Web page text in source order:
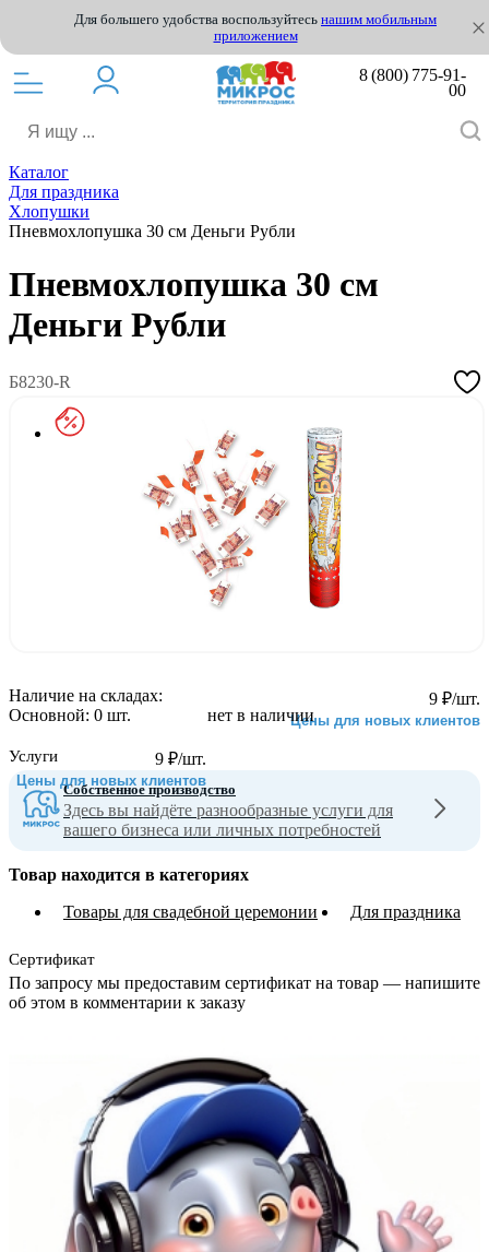
Для большего удобства воспользуйтесь нашим мобильным
приложением
8 (800) 775-91-
00
Каталог
Для праздника
Хлопушки
Пневмохлопушка 30 см Деньги Рубли
Пневмохлопушка 30 см
Деньги Рубли
Б8230-R
9 ₽/шт.
Цены для новых клиентов
нет в наличии
9 ₽/шт.
Цены для новых клиентов
Наличие на складах:
Основной: 0 шт.
Услуги
Собственное производство
Здесь вы найдёте разнообразные услуги для
вашего бизнеса или личных потребностей
Товар находится в категориях
Товары для свадебной церемонии
Для праздника
Сертификат
По запросу мы предоставим сертификат на товар — напишите
об этом в комментарии к заказу